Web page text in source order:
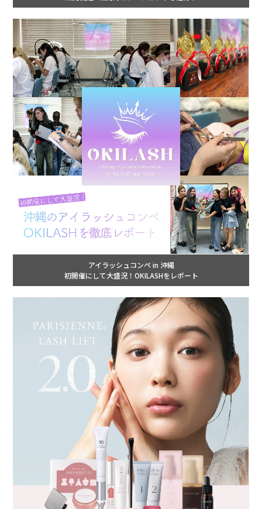
アイラッシュコンペ in 沖縄
初開催にして大盛況！OKILASHをレポート